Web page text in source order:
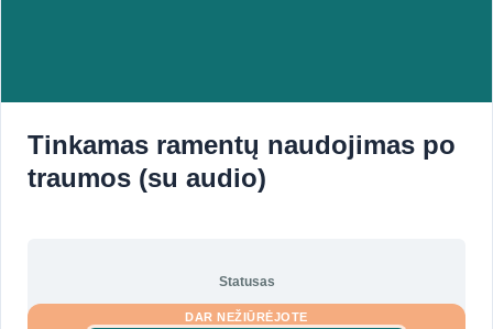
Tinkamas ramentų naudojimas po
traumos (su audio)
Statusas
DAR NEŽIŪRĖJOTE